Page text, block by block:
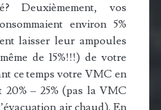
Deuxièmement, vos
environ 5%
laisser leur ampoules
de 15%!!!) de votre
ce temps votre VMC en
20% – 25% (pas la VMC